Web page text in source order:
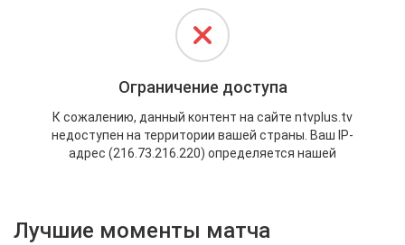
Лучшие моменты матча